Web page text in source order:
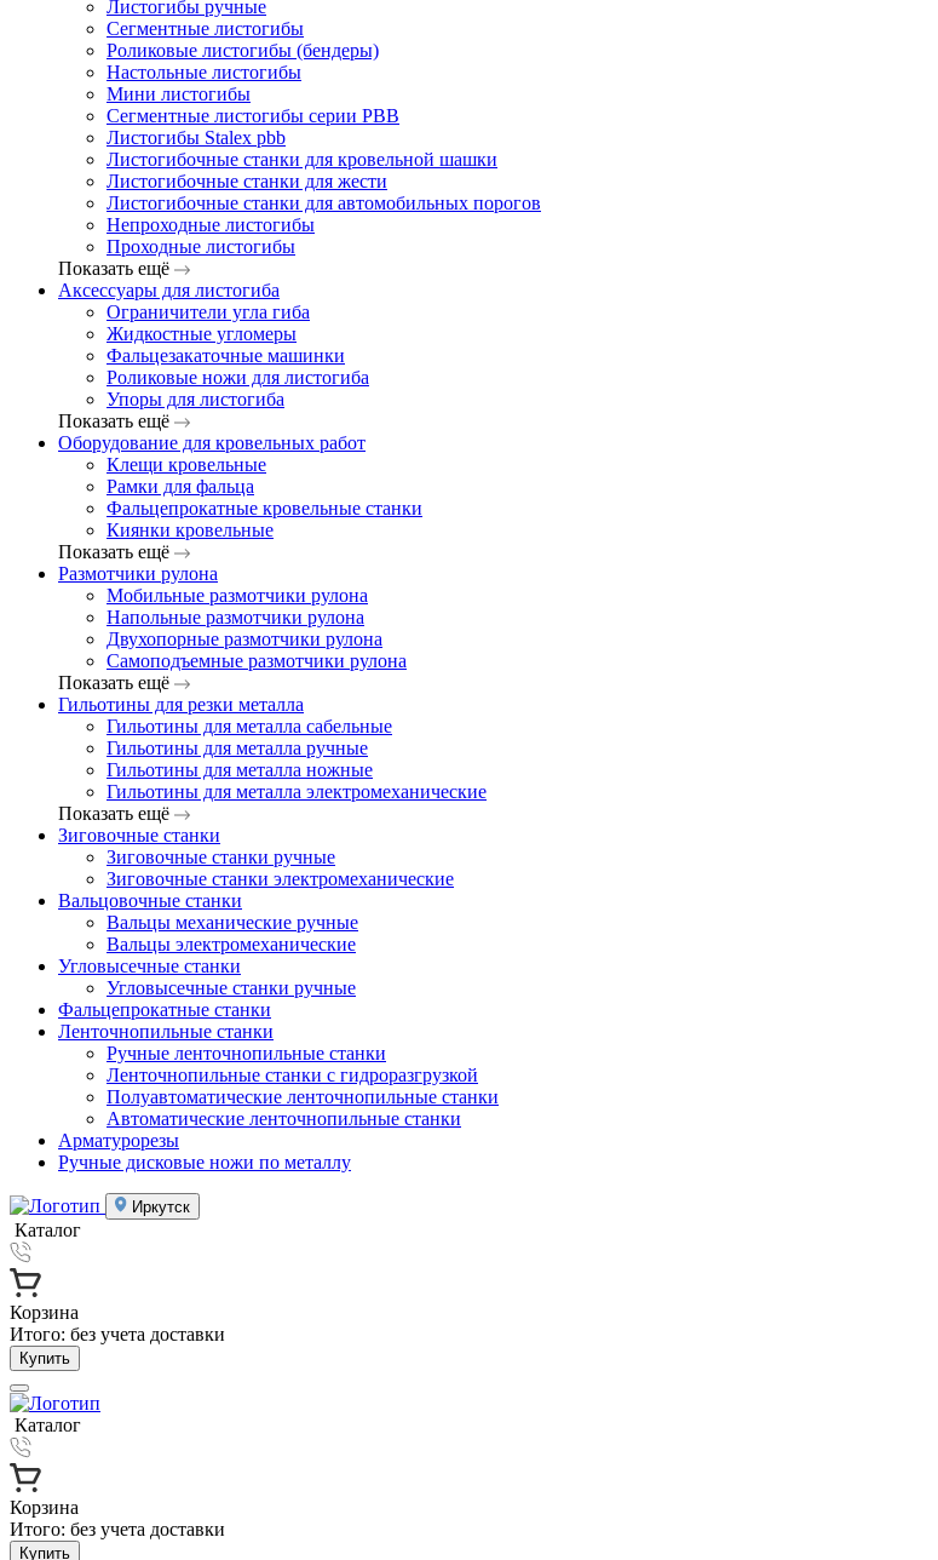
Листогибы ручные
Сегментные листогибы
Роликовые листогибы (бендеры)
Настольные листогибы
Мини листогибы
Сегментные листогибы серии PBB
Листогибы Stalex pbb
Листогибочные станки для кровельной шашки
Листогибочные станки для жести
Листогибочные станки для автомобильных порогов
Непроходные листогибы
Проходные листогибы
Показать ещё
Аксессуары для листогиба
Ограничители угла гиба
Жидкостные угломеры
Фальцезакаточные машинки
Роликовые ножи для листогиба
Упоры для листогиба
Показать ещё
Оборудование для кровельных работ
Клещи кровельные
Рамки для фальца
Фальцепрокатные кровельные станки
Киянки кровельные
Показать ещё
Размотчики рулона
Мобильные размотчики рулона
Напольные размотчики рулона
Двухопорные размотчики рулона
Самоподъемные размотчики рулона
Показать ещё
Гильотины для резки металла
Гильотины для металла сабельные
Гильотины для металла ручные
Гильотины для металла ножные
Гильотины для металла электромеханические
Показать ещё
Зиговочные станки
Зиговочные станки ручные
Зиговочные станки электромеханические
Вальцовочные станки
Вальцы механические ручные
Вальцы электромеханические
Угловысечные станки
Угловысечные станки ручные
Фальцепрокатные станки
Ленточнопильные станки
Ручные ленточнопильные станки
Ленточнопильные станки с гидроразгрузкой
Полуавтоматические ленточнопильные станки
Автоматические ленточнопильные станки
Арматурорезы
Ручные дисковые ножи по металлу
Иркутск
Каталог
Корзина
Итого: без учета доставки
Купить
Каталог
Корзина
Итого: без учета доставки
Купить